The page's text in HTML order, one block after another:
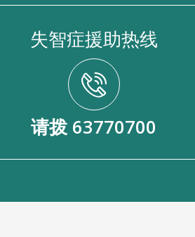
失智症援助热线
请拨 63770700